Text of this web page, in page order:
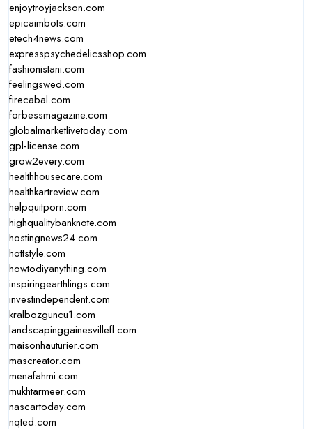
enjoytroyjackson.com
epicaimbots.com
etech4news.com
expresspsychedelicsshop.com
fashionistani.com
feelingswed.com
firecabal.com
forbessmagazine.com
globalmarketlivetoday.com
gpl-license.com
grow2every.com
healthhousecare.com
healthkartreview.com
helpquitporn.com
highqualitybanknote.com
hostingnews24.com
hottstyle.com
howtodiyanything.com
inspiringearthlings.com
investindependent.com
kralbozguncu1.com
landscapinggainesvillefl.com
maisonhauturier.com
mascreator.com
menafahmi.com
mukhtarmeer.com
nascartoday.com
nqted.com